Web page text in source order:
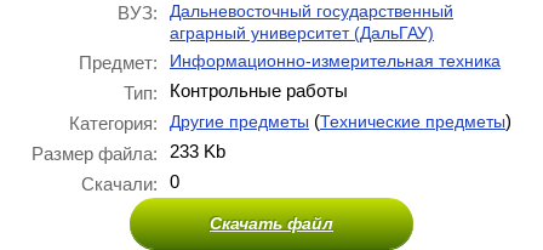
ВУЗ:
Дальневосточный государственный
аграрный университет (ДальГАУ)
Предмет: Информационно-измерительная техника
Тип:
Контрольные работы
Категория:
Другие предметы (Технические предметы)
Размер файла:
233 Kb
Скачали:
0
Скачать файл